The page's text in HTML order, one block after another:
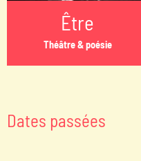
Être
Théâtre & poésie
Dates passées